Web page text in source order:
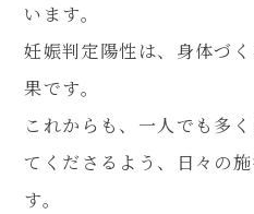
います。
妊娠判定陽性は、身体づ
果です。
これからも、一人でも多
てくださるよう、日々の
す。